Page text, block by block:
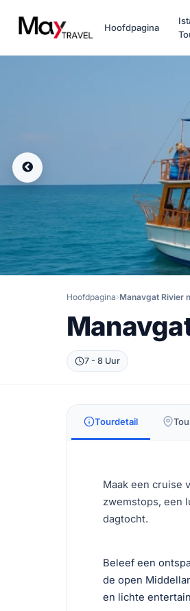
Hoofdpagina
Hoofdpagina Manavgat Rivier
7 - 8 Uur
Tourdetail
Maak een cruise
zwemstops, een
dagtocht.
Beleef een
de open
en lichte